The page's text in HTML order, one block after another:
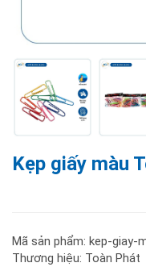
Kẹp giấy màu
Mã sản phẩm: kep-giay-
Thương hiệu: Toàn Phát